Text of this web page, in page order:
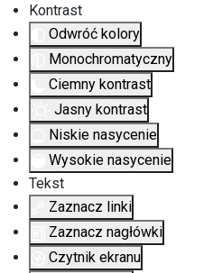
Kontrast
Odwróć kolory
Monochromatyczny
Ciemny kontrast
Jasny kontrast
Niskie nasycenie
Wysokie nasycenie
Tekst
Zaznacz linki
Zaznacz nagłówki
Czytnik ekranu